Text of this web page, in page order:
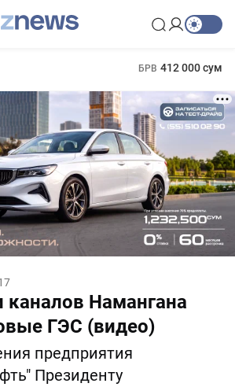
БРВ 412 000 сум
каналов Намангана
ГЭС (видео)
предприятия
Президенту